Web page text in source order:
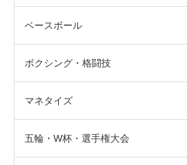
ベースボール
ボクシング・格闘技
マネタイズ
五輪・W杯・選手権大会